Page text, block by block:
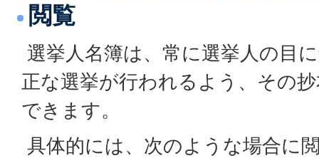
閲覧
選挙人名簿は、常に選挙人の目
正な選挙が行われるよう、その
できます。
具体的には、次のような場合に